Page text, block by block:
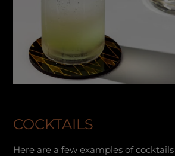
COCKTAILS
Here are a few examples of